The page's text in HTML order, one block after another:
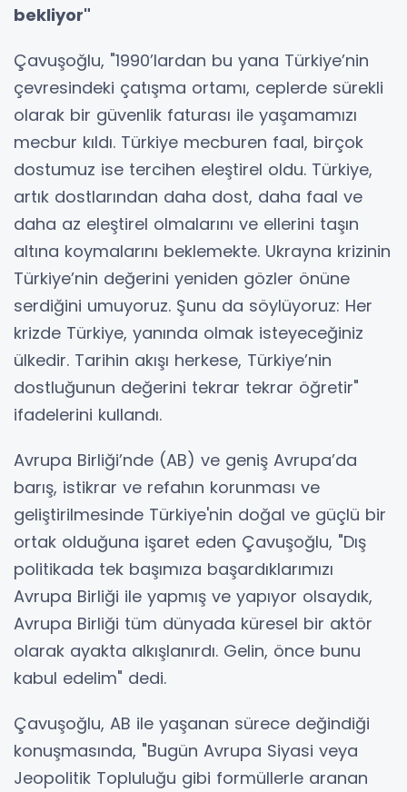
bekliyor"
Çavuşoğlu, "1990’lardan bu yana Türkiye’nin
çevresindeki çatışma ortamı, ceplerde sürekli
olarak bir güvenlik faturası ile yaşamamızı
mecbur kıldı. Türkiye mecburen faal, birçok
dostumuz ise tercihen eleştirel oldu. Türkiye,
artık dostlarından daha dost, daha faal ve
daha az eleştirel olmalarını ve ellerini taşın
altına koymalarını beklemekte. Ukrayna krizinin
Türkiye’nin değerini yeniden gözler önüne
serdiğini umuyoruz. Şunu da söylüyoruz: Her
krizde Türkiye, yanında olmak isteyeceğiniz
ülkedir. Tarihin akışı herkese, Türkiye’nin
dostluğunun değerini tekrar tekrar öğretir"
ifadelerini kullandı.
Avrupa Birliği’nde (AB) ve geniş Avrupa’da
barış, istikrar ve refahın korunması ve
geliştirilmesinde Türkiye'nin doğal ve güçlü bir
ortak olduğuna işaret eden Çavuşoğlu, "Dış
politikada tek başımıza başardıklarımızı
Avrupa Birliği ile yapmış ve yapıyor olsaydık,
Avrupa Birliği tüm dünyada küresel bir aktör
olarak ayakta alkışlanırdı. Gelin, önce bunu
kabul edelim" dedi.
Çavuşoğlu, AB ile yaşanan sürece değindiği
konuşmasında, "Bugün Avrupa Siyasi veya
Jeopolitik Topluluğu gibi formüllerle aranan